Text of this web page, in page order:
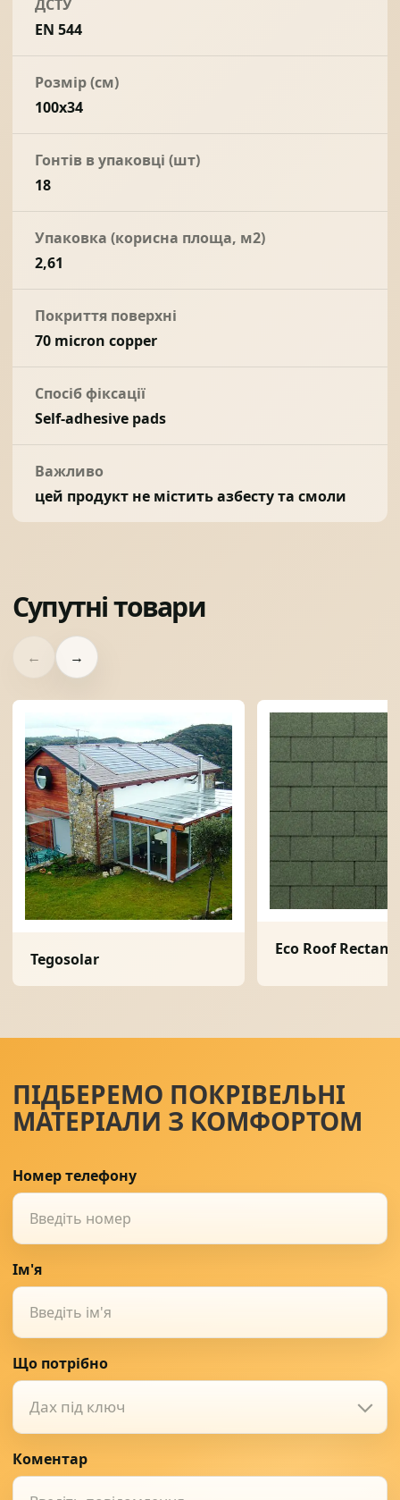
ДСТУ
EN 544
Розмір (см)
100x34
Гонтів в упаковці (шт)
18
Упаковка (корисна площа, м2)
2,61
Покриття поверхні
70 micron copper
Спосіб фіксації
Self-adhesive pads
Важливо
цей продукт не містить азбесту та смоли
Супутні товари
← →
Tegosolar
Eco Roof
ПІДБЕРЕМО ПОКРІВЕЛЬНІ
МАТЕРІАЛИ З КОМФОРТОМ
Номер телефону
Ім'я
Що потрібно
Дах під ключ
Коментар